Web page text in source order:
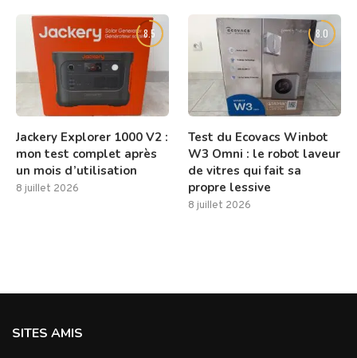
8.5
Jackery Explorer 1000 V2 :
mon test complet après
un mois d’utilisation
8 juillet 2026
8.0
Test du Ecovacs Winbot
W3 Omni : le robot laveur
de vitres qui fait sa
propre lessive
8 juillet 2026
SITES AMIS